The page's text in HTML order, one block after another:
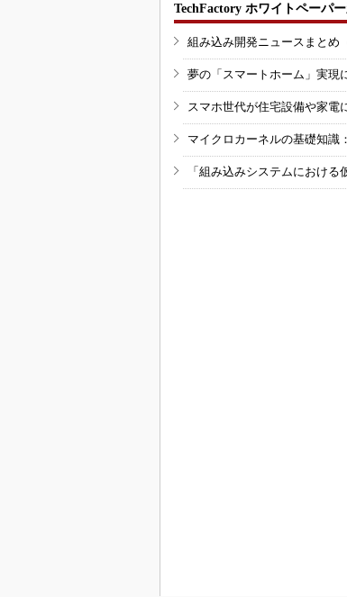
TechFactory ホワイトペーパ
組み込み開発ニュースまとめ
夢の「スマートホーム」実現
スマホ世代が住宅設備や家電
マイクロカーネルの基礎知識
「組み込みシステムにおけ